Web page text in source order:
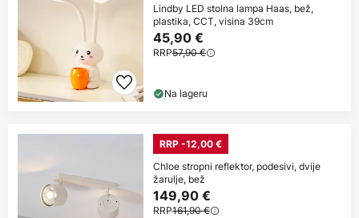
Lindby LED stolna lampa Haas, bež,
plastika, CCT, visina 39cm
45,90 €
RRP57,90 €
Na lageru
RRP -12,00 €
Chloe stropni reflektor, podesivi, dvije
žarulje, bež
149,90 €
RRP161,90 €